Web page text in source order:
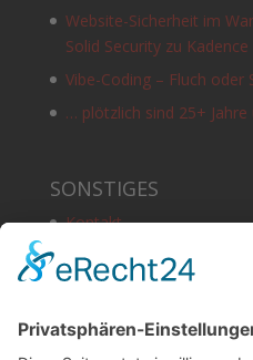
Website-Sicherheit im
Solid Security zu
Vibe-Coding – Fluch oder
… plötzlich sind 25+ Jahre
SONSTIGES
Kontakt
Schlagworte
Impressum
Datenschutz
Copyright